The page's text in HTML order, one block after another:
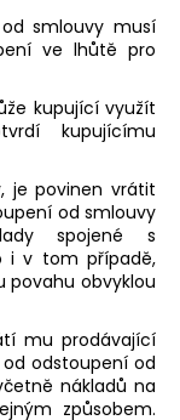
smlouvy musí
ve lhůtě pro
kupující využít
kupujícímu
je povinen vrátit
od smlouvy
spojené s
i v tom případě,
povahu obvyklou
mu prodávající
od odstoupení od
nákladů na
způsobem.